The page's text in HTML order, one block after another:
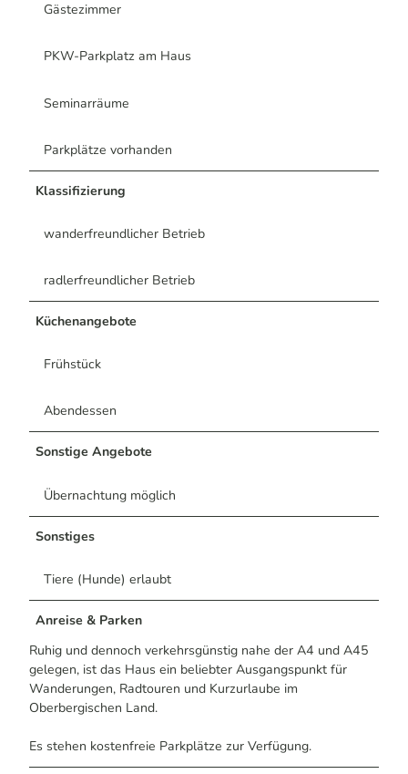
Gästezimmer
PKW-Parkplatz am Haus
Seminarräume
Parkplätze vorhanden
Klassifizierung
wanderfreundlicher Betrieb
radlerfreundlicher Betrieb
Küchenangebote
Frühstück
Abendessen
Sonstige Angebote
Übernachtung möglich
Sonstiges
Tiere (Hunde) erlaubt
Anreise & Parken
Ruhig und dennoch verkehrsgünstig nahe der A4 und A45
gelegen, ist das Haus ein beliebter Ausgangspunkt für
Wanderungen, Radtouren und Kurzurlaube im
Oberbergischen Land.
Es stehen kostenfreie Parkplätze zur Verfügung.